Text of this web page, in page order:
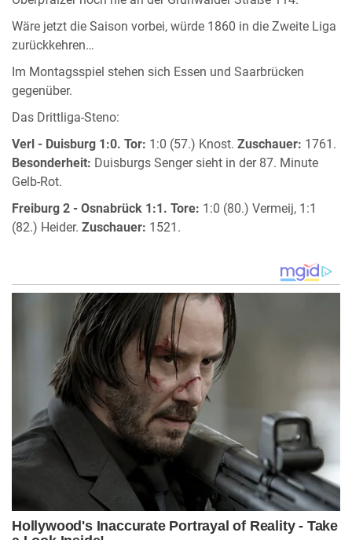
Wäre jetzt die Saison vorbei, würde 1860 in die Zweite Liga
zurückkehren…
Im Montagsspiel stehen sich Essen und Saarbrücken
gegenüber.
Das Drittliga-Steno:
Verl - Duisburg 1:0. Tor: 1:0 (57.) Knost. Zuschauer: 1761.
Besonderheit: Duisburgs Senger sieht in der 87. Minute
Gelb-Rot.
Freiburg 2 - Osnabrück 1:1. Tore: 1:0 (80.) Vermeij, 1:1
(82.) Heider. Zuschauer: 1521.